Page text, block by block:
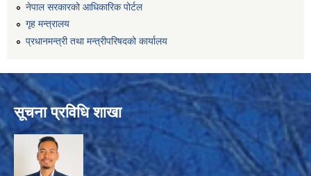
नेपाल सरकारको आधिकारिक पोर्टल
गृह मन्त्रालय
प्रधानमन्त्री तथा मन्त्रीपरिषदको कार्यालय
सूचना प्रविधि शाखा